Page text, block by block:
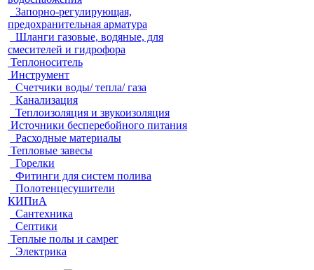
Запорно-регулирующая,
предохранительная арматура
Шланги газовые, водяные, для
смесителей и гидрофора
Теплоноситель
Инструмент
Счетчики воды/ тепла/ газа
Канализация
Теплоизоляция и звукоизоляция
Источники бесперебойного питания
Расходные материалы
Тепловые завесы
Горелки
Фитинги для систем полива
Полотенцесушители
КИПиА
Сантехника
Септики
Теплые полы и самрег
Электрика